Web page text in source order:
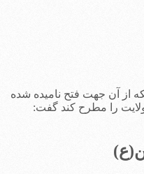
از آن جهت فتح نامیده شده
را مطرح کند گفت: